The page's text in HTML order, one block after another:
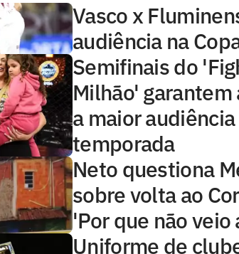
Vasco x
audiência na
Semifinais do
Milhão' garantem
a maior
temporada
Neto questiona
sobre volta ao
'Por que não veio
Uniforme de